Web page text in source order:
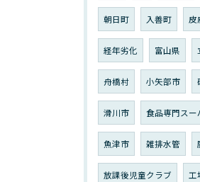
朝日町 入善町 皮
経年劣化 富山県
舟橋村 小矢部市
滑川市 食品専門スー
魚津市 雑排水管
放課後児童クラブ 工